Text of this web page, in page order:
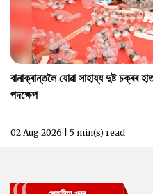
বানাক্ৰান্তলৈ যোৱা সাহায্য দুষ্ট চক্ৰৰ
পদক্ষেপ
02 Aug 2026 | 5 min(s) read